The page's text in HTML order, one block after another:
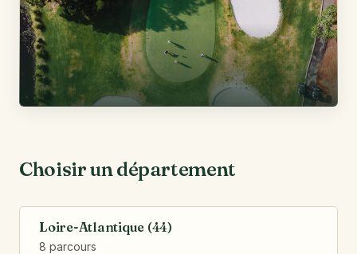
Choisir un département
Loire-Atlantique (44)
8 parcours